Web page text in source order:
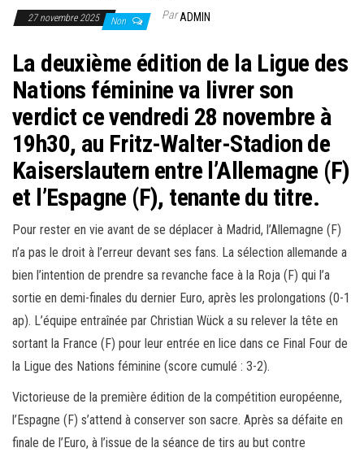
27 novembre 2025 Non ParADMIN
La deuxième édition de la Ligue des
Nations féminine va livrer son
verdict ce vendredi 28 novembre à
19h30, au Fritz-Walter-Stadion de
Kaiserslautern entre l’Allemagne (F)
et l’Espagne (F), tenante du titre.
Pour rester en vie avant de se déplacer à Madrid, l’Allemagne (F)
n’a pas le droit à l’erreur devant ses fans. La sélection allemande a
bien l’intention de prendre sa revanche face à la Roja (F) qui l’a
sortie en demi-finales du dernier Euro, après les prolongations (0-1
ap). L’équipe entraînée par Christian Wück a su relever la tête en
sortant la France (F) pour leur entrée en lice dans ce Final Four de
la Ligue des Nations féminine (score cumulé : 3-2).
Victorieuse de la première édition de la compétition européenne,
l’Espagne (F) s’attend à conserver son sacre. Après sa défaite en
finale de l’Euro, à l’issue de la séance de tirs au but contre